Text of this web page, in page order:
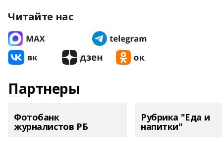
Читайте нас
Партнеры
Фотобанк
журналистов РБ
Рубрика "Еда и
напитки"